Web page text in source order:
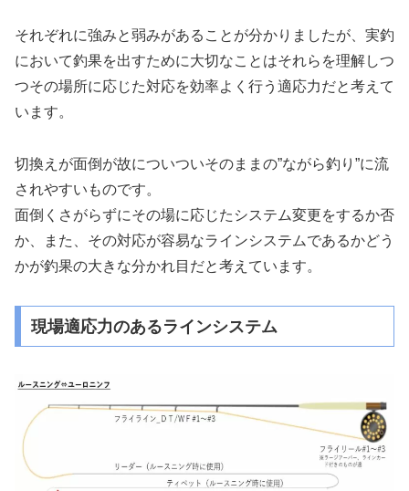
それぞれに強みと弱みがあることが分かりましたが、実釣
において釣果を出すために大切なことはそれらを理解しつ
つその場所に応じた対応を効率よく行う適応力だと考えて
います。
切換えが面倒が故についついそのままの”ながら釣り”に流
されやすいものです。
面倒くさがらずにその場に応じたシステム変更をするか否
か、また、その対応が容易なラインシステムであるかどう
かが釣果の大きな分かれ目だと考えています。
現場適応力のあるラインシステム